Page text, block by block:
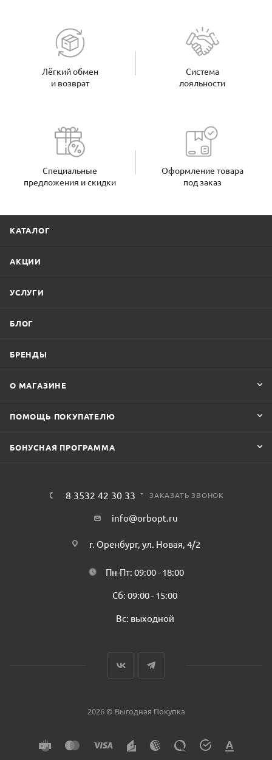
Лёгкий обмен
и возврат
Система
лояльности
Специальные
предложения и скидки
Оформление товара
под заказ
КАТАЛОГ
АКЦИИ
УСЛУГИ
БЛОГ
БРЕНДЫ
О МАГАЗИНЕ
ПОМОЩЬ ПОКУПАТЕЛЮ
БОНУСНАЯ ПРОГРАММА
8 3532 42 30 33 ЗАКАЗАТЬ ЗВОНОК
info@orbopt.ru
г. Оренбург, ул. Новая, 4/2
Пн-Пт: 09:00 - 18:00
Сб: 09:00 - 15:00
Вс: выходной
2026 © Выгодная Покупка